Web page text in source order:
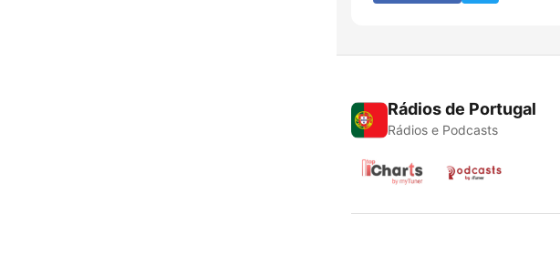
Rádios de Portugal
Rádios e Podcasts